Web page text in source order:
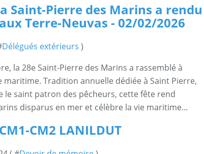
Saint-Pierre des Marins a rendu
Terre-Neuvas - 02/02/2026
Délégués extérieurs )
la 28e Saint-Pierre des Marins a rassemblé à
maritime. Tradition annuelle dédiée à Saint Pierre,
le saint patron des pêcheurs, cette fête rend
disparus en mer et célèbre la vie maritime...
CM1-CM2 LANILDUT